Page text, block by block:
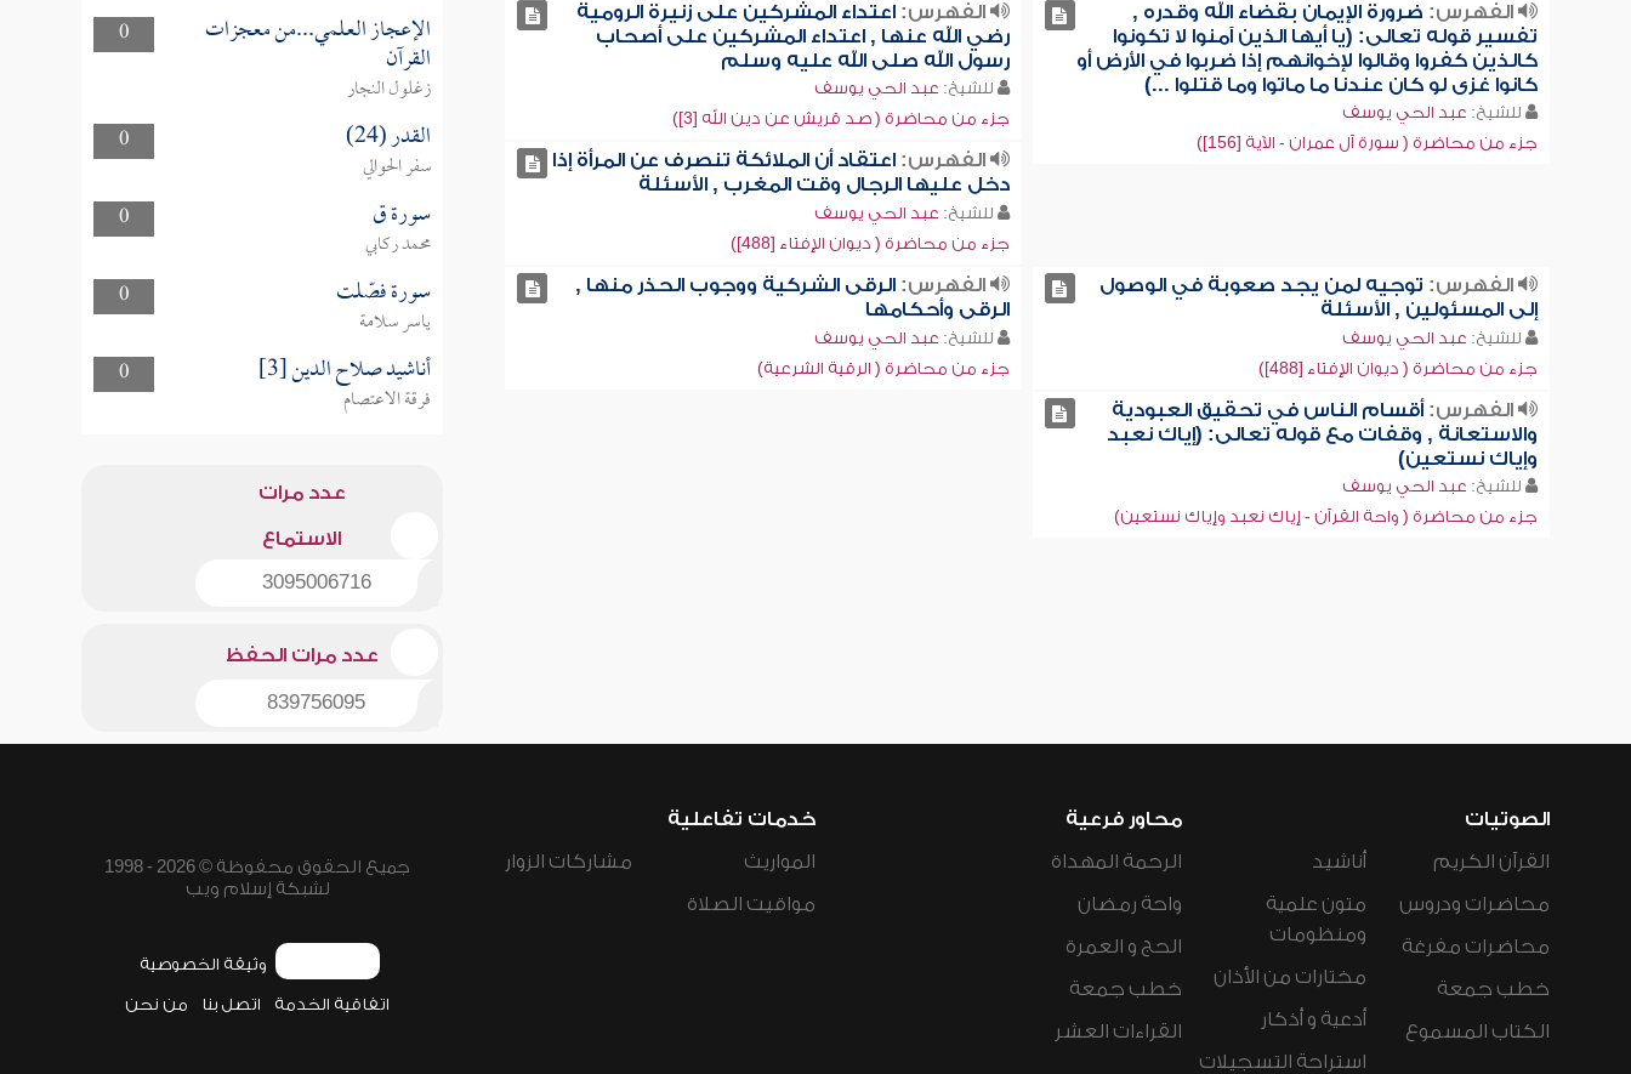
الفهرس: ضرورة الإيمان بقضاء الله وقدره ,
تفسير قوله تعالى: (يا أيها الذين آمنوا لا تكونوا
كالذين كفروا وقالوا لإخوانهم إذا ضربوا في الأرض أو
كانوا غزى لو كان عندنا ما ماتوا وما قتلوا ...)
للشيخ: عبد الحي يوسف
جزء من محاضرة ( سورة آل عمران - الآية [156])
الفهرس: اعتداء المشركين على زنيرة الرومية
رضي الله عنها , اعتداء المشركين على أصحاب
رسول الله صلى الله عليه وسلم
للشيخ: عبد الحي يوسف
جزء من محاضرة ( صد قريش عن دين الله [3])
الفهرس: اعتقاد أن الملائكة تنصرف عن المرأة إذا
دخل عليها الرجال وقت المغرب , الأسئلة
للشيخ: عبد الحي يوسف
جزء من محاضرة ( ديوان الإفتاء [488])
الفهرس: توجيه لمن يجد صعوبة في الوصول
إلى المسئولين , الأسئلة
للشيخ: عبد الحي يوسف
جزء من محاضرة ( ديوان الإفتاء [488])
الفهرس: الرقى الشركية ووجوب الحذر منها ,
الرقى وأحكامها
للشيخ: عبد الحي يوسف
جزء من محاضرة ( الرقية الشرعية)
الفهرس:أقسام الناس في تحقيق العبودية
والاستعانة , وقفات مع قوله تعالى: (إياك نعبد
وإياك نستعين)
للشيخ: عبد الحي يوسف
جزء من محاضرة ( واحة القرآن - إياك نعبد وإياك نستعين)
0 الإعجاز العلمي...من معجزات
القرآن
زغلول النجار
0
القدر (24)
سفر الحوالي
0
سورة ق
محمد ركابي
0
سورة فصّلت
ياسر سلامة
0
أناشيد صلاح الدين [3]
فرقة الاعتصام
عدد مرات
الاستماع
3095006716
عدد مرات الحفظ
839756095
الصوتيات
القرآن الكريم
محاضرات ودروس
محاضرات مفرغة
خطب جمعة
الكتاب المسموع
أناشيد
متون علمية
ومنظومات
مختارات من الأذان
أدعية و أذكار
استراحة التسجيلات
محاور فرعية
الرحمة المهداة
واحة رمضان
الحج و العمرة
خطب جمعة
القراءات العشر
خدمات تفاعلية
المواريث
مواقيت الصلاة
مشاركات الزوار
جميع الحقوق محفوظة © 2026 - 1998
لشبكة إسلام ويب
وثيقة الخصوصية
اتفاقية الخدمة اتصل بنا من نحن